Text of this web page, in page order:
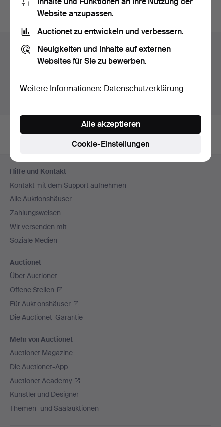
Archiv
suchen.
Objekte in Finnland
Hier sehen sie nur Auktionen in Finnland. Wir haben
Fußzeilen-
Navigation
Hilfe und Kontakt
Kontakt mit dem Support aufnehmen
Alle Auktionshäuser
Zahlungsweisen
Wir versenden mit
Soziale Medien
Auctionet
Über Auctionet
Offene Stellen
Für Auktionshäuser
Die Auctionet-Garantie
Mehr von Auctionet
Auctionet Magazine
Die Auctionet-App
Auctionet Academy
Künstler und Designer
Themen- und Saalauktionen
Website anzupassen.
Auctionet zu entwickeln und verbessern.
Neuigkeiten und Inhalte auf externen
Websites für Sie zu bewerben.
Weitere Informationen: Datenschutzerklärung
Cookie-Einstellungen
Alle akzeptieren